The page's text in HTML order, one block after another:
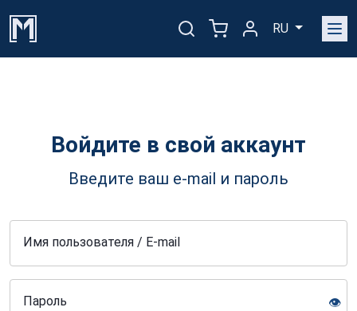
RU
Войдите в свой аккаунт
Введите ваш e-mail и пароль
Имя пользователя / E-mail
👁️
Пароль